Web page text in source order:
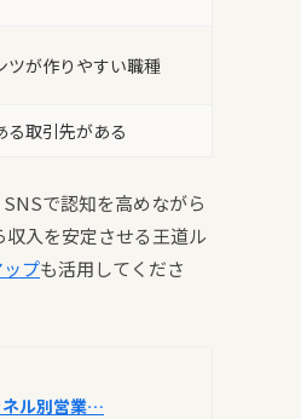
ツが作りやすい職種
る取引先がある
で認知を高めながら
入を安定させる王道ル
プも活用してくださ
ネル別営業…